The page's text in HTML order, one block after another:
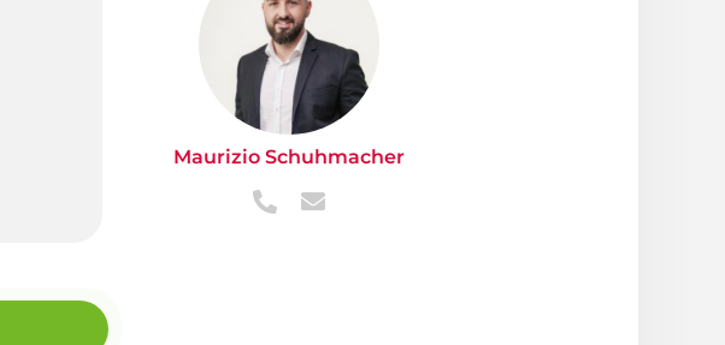
Maurizio Schuhmacher